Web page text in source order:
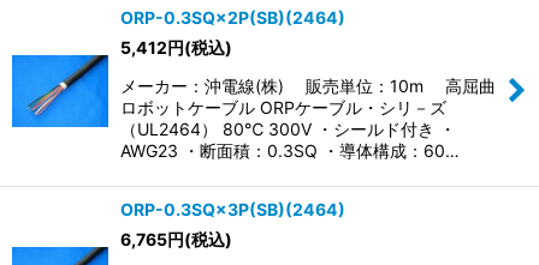
ORP-0.3SQ×2P(SB)(2464)
5,412円(税込)
メーカー：沖電線(株) 販売単位：10m 高屈曲
ロボットケーブル ORPケーブル・シリ－ズ
（UL2464） 80℃ 300V ・シールド付き ・
AWG23 ・断面積：0.3SQ ・導体構成：60…
ORP-0.3SQ×3P(SB)(2464)
6,765円(税込)